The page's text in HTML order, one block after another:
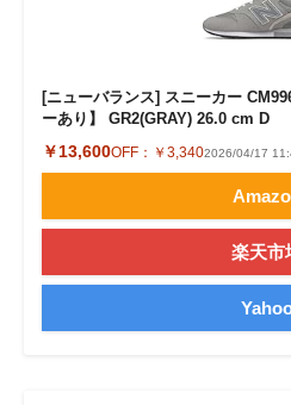
[ニューバランス] スニーカー
ーあり】 GR2(GRAY) 26.0 cm D
￥13,600OFF： ￥3,3402026/04/17
楽天市